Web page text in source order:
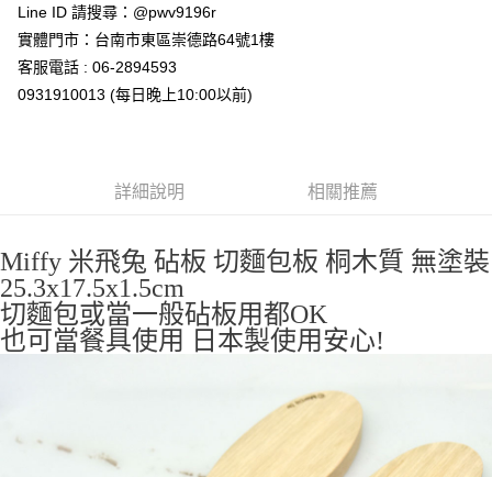
台灣樂天信用卡公司
ATM付款
運送方式
付款後全家取貨
7-11取貨付款
每筆NT$65，滿NT$999(含以上)免運費
付款後7-11取貨
每筆NT$100，滿NT$999(含以上)免運費
Line ID 請搜尋：@pwv9196r
實體門市：台南市東區崇德路64號1樓
客服電話 : 06-2894593
0931910013 (每日晚上10:00以前)
詳細說明 相關推薦
Miffy 米飛兔 砧板 切麵包板 桐木質 無塗裝
25.3x17.5x1.5cm
切麵包或當一般砧板用都OK
也可當餐具使用 日本製使用安心!